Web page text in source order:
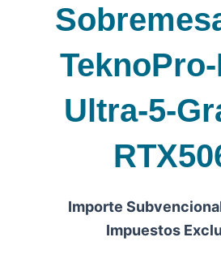
Ultra-5-
Importe
Impuestos